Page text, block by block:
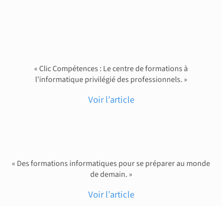
« Clic Compétences : Le centre de formations à
l’informatique privilégié des professionnels. »
Voir l’article
« Des formations informatiques pour se préparer au monde
de demain. »
Voir l’article